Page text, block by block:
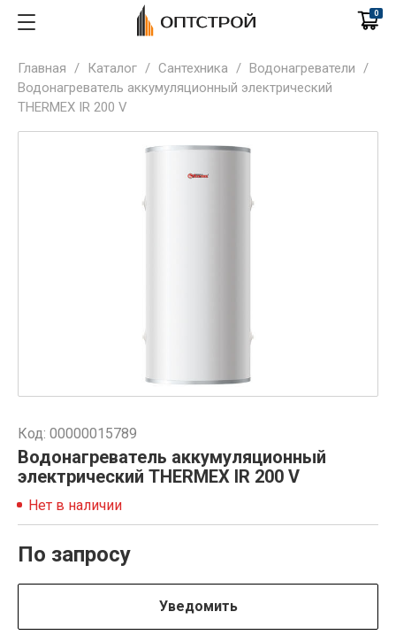
0
Главная / Каталог / Сантехника / Водонагреватели /
Водонагреватель аккумуляционный электрический
THERMEX IR 200 V
Код: 00000015789
Водонагреватель аккумуляционный
электрический THERMEX IR 200 V
Нет в наличии
По запросу
Уведомить